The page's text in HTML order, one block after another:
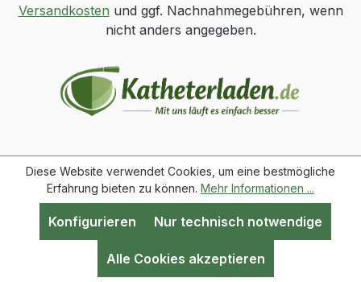
Versandkosten und ggf. Nachnahmegebühren, wenn
nicht anders angegeben.
Werkzeugleiste anzeigen
Diese Website verwendet Cookies, um eine bestmögliche
Erfahrung bieten zu können. Mehr Informationen ...
Nur technisch notwendige
Konfigurieren
Alle Cookies akzeptieren